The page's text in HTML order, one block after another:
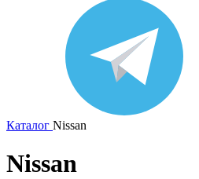
Каталог Nissan
Nissan